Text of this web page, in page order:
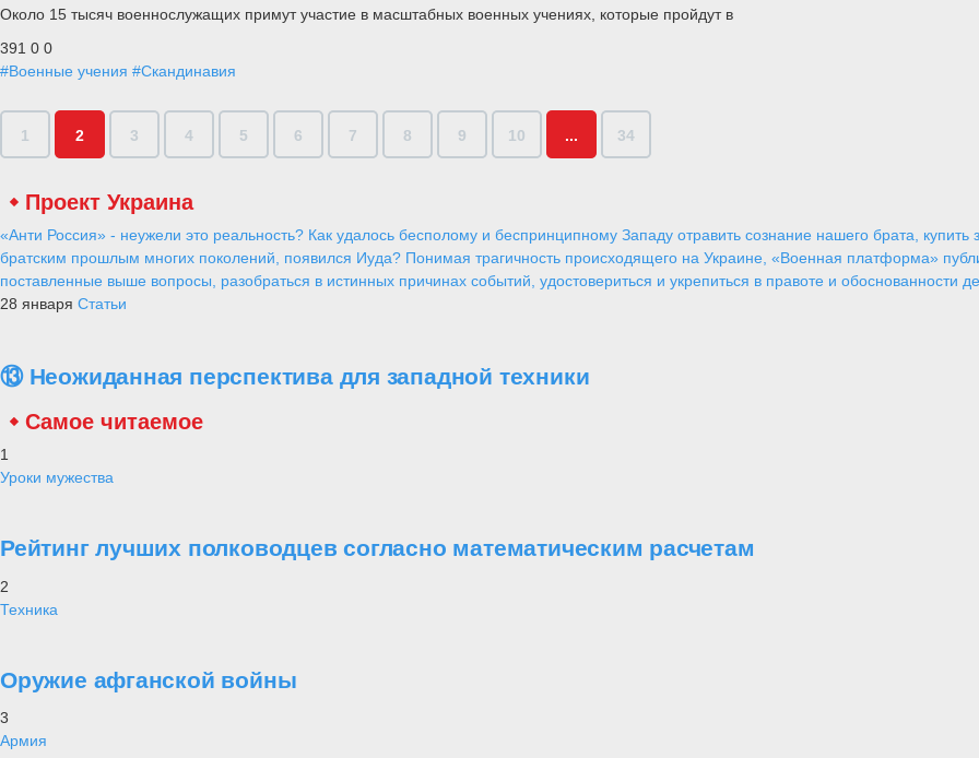
Около 15 тысяч военнослужащих примут участие в масштабных военных учениях, которые пройдут в
391 0 0
#Военные учения #Скандинавия
1 2 3 4 5 6 7 8 9 10 ... 34
Проект Украина
«Анти Россия» - неужели это реальность? Как удалось бесполому и беспринципному Западу отравить сознание нашего брата,
братским прошлым многих поколений, появился Иуда? Понимая трагичность происходящего на Украине, «Военная платформа»
поставленные выше вопросы, разобраться в истинных причинах событий, удостовериться и укрепиться в правоте и обоснованности
28 января Статьи
⑬ Неожиданная перспектива для западной техники
Самое читаемое
1
Уроки мужества
Рейтинг лучших полководцев согласно математическим расчетам
2
Техника
Оружие афганской войны
3
Армия